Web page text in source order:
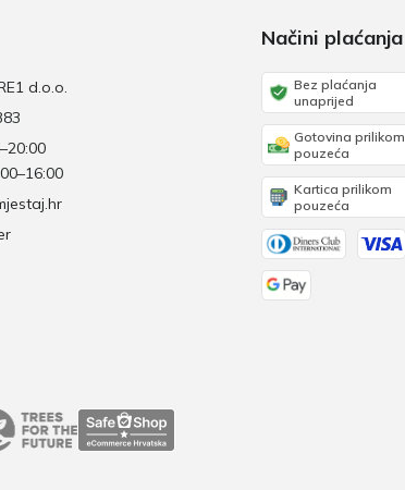
d.o.o.
Načini plaćanja
Bez plaćanja
unaprijed
Gotovina prilikom
pouzeća
Kartica prilikom
pouzeća